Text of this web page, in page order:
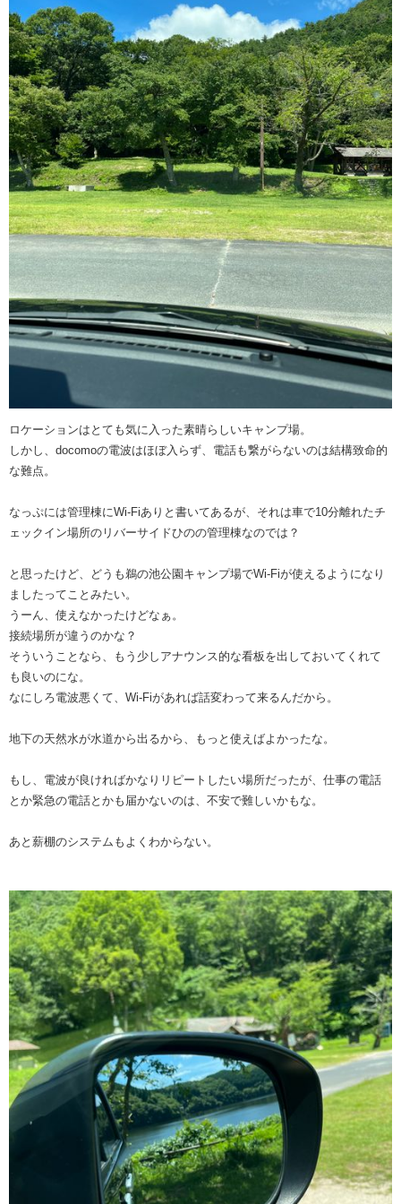
ロケーションはとても気に入った素晴らしいキャンプ場。
しかし、docomoの電波はほぼ入らず、電話も繋がらないのは結構致命的
な難点。
なっぷには管理棟にWi-Fiありと書いてあるが、それは車で10分離れたチ
ェックイン場所のリバーサイドひのの管理棟なのでは？
と思ったけど、どうも鵜の池公園キャンプ場でWi-Fiが使えるようになり
ましたってことみたい。
うーん、使えなかったけどなぁ。
接続場所が違うのかな？
そういうことなら、もう少しアナウンス的な看板を出しておいてくれて
も良いのにな。
なにしろ電波悪くて、Wi-Fiがあれば話変わって来るんだから。
地下の天然水が水道から出るから、もっと使えばよかったな。
もし、電波が良ければかなりリピートしたい場所だったが、仕事の電話
とか緊急の電話とかも届かないのは、不安で難しいかもな。
あと薪棚のシステムもよくわからない。